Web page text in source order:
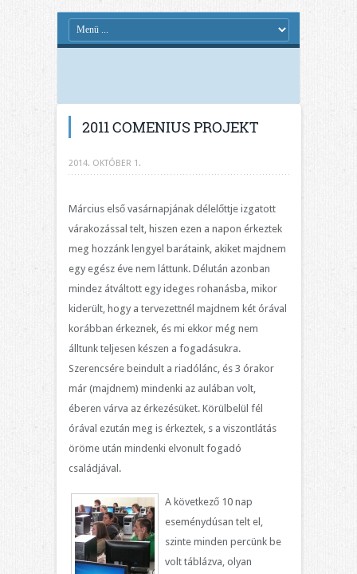
2011 COMENIUS PROJEKT
2014. OKTÓBER 1.
Március első vasárnapjának délelőttje izgatott
várakozással telt, hiszen ezen a napon érkeztek
meg hozzánk lengyel barátaink, akiket majdnem
egy egész éve nem láttunk. Délután azonban
mindez átváltott egy ideges rohanásba, mikor
kiderült, hogy a tervezettnél majdnem két órával
korábban érkeznek, és mi ekkor még nem
álltunk teljesen készen a fogadásukra.
Szerencsére beindult a riadólánc, és 3 órakor
már (majdnem) mindenki az aulában volt,
éberen várva az érkezésüket. Körülbelül fél
órával ezután meg is érkeztek, s a viszontlátás
öröme után mindenki elvonult fogadó
családjával.
A következő 10 nap
eseménydúsan telt el,
szinte minden percünk be
volt táblázva, olyan